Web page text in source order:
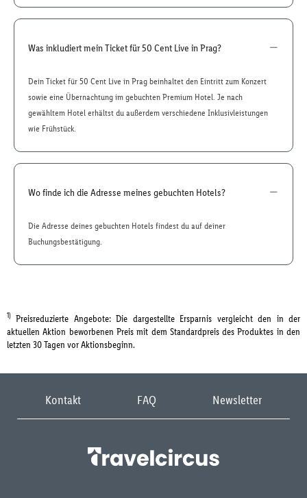
Was inkludiert mein Ticket für 50 Cent Live in Prag?
Dein Ticket für 50 Cent Live in Prag beinhaltet den Eintritt zum Konzert
sowie eine Übernachtung im gebuchten Premium Hotel. Je nach
gewähltem Hotel erhältst du außerdem verschiedene Inklusivleistungen
wie Frühstück.
Wo finde ich die Adresse meines gebuchten Hotels?
Die Adresse deines gebuchten Hotels findest du auf deiner
Buchungsbestätigung.
1) Preisreduzierte Angebote: Die dargestellte Ersparnis vergleicht den in der
aktuellen Aktion beworbenen Preis mit dem Standardpreis des Produktes in den
letzten 30 Tagen vor Aktionsbeginn.
Kontakt FAQ Newsletter